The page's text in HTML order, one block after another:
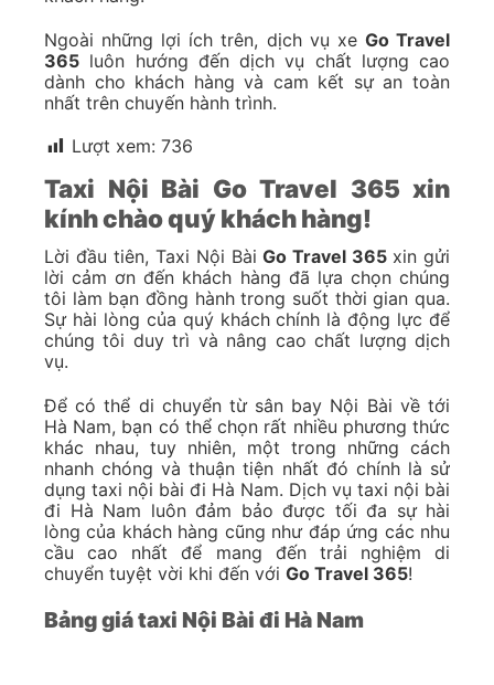
Ngoài những lợi ích trên, dịch vụ xe Go Travel
365 luôn hướng đến dịch vụ chất lượng cao
dành cho khách hàng và cam kết sự an toàn
nhất trên chuyến hành trình.
Lượt xem: 736
Taxi Nội Bài Go Travel 365 xin
kính chào quý khách hàng!
Lời đầu tiên, Taxi Nội BàiGo Travel 365 xin gửi
lời cảm ơn đến khách hàng đã lựa chọn chúng
tôi làm bạn đồng hành trong suốt thời gian qua.
Sự hài lòng của quý khách chính là động lực để
chúng tôi duy trì và nâng cao chất lượng dịch
vụ.
Để có thể di chuyển từ sân bay Nội Bài về tới
Hà Nam, bạn có thể chọn rất nhiều phương thức
khác nhau, tuy nhiên, một trong những cách
nhanh chóng và thuận tiện nhất đó chính là sử
dụng taxi nội bài đi Hà Nam. Dịch vụ taxi nội bài
đi Hà Nam luôn đảm bảo được tối đa sự hài
lòng của khách hàng cũng như đáp ứng các nhu
cầu cao nhất để mang đến trải nghiệm di
chuyển tuyệt vời khi đến với Go Travel 365!
Bảng giá taxi Nội Bài đi Hà Nam